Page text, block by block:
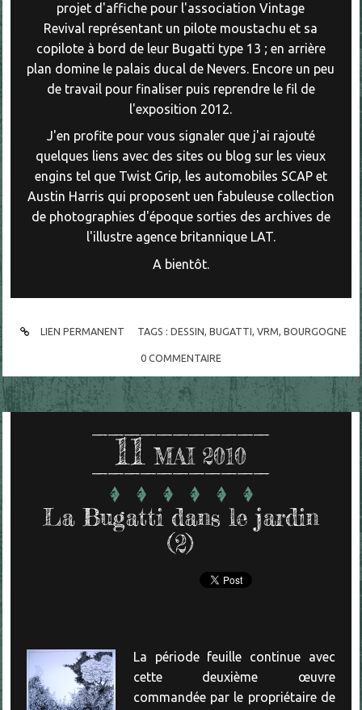
projet d'affiche pour l'association Vintage
Revival représentant un pilote moustachu et sa
copilote à bord de leur Bugatti type 13 ; en arrière
plan domine le palais ducal de Nevers. Encore un peu
de travail pour finaliser puis reprendre le fil de
l'exposition 2012.
J'en profite pour vous signaler que j'ai rajouté
quelques liens avec des sites ou blog sur les vieux
engins tel que Twist Grip, les automobiles SCAP et
Austin Harris qui proposent uen fabuleuse collection
de photographies d'époque sorties des archives de
l'illustre agence britannique LAT.
A bientôt.
LIEN PERMANENT TAGS : DESSIN, BUGATTI, VRM, BOURGOGNE
0 COMMENTAIRE
11 MAI 2010
La Bugatti dans le jardin
(2)
La période feuille continue avec
cette deuxième œuvre
commandée par le propriétaire de